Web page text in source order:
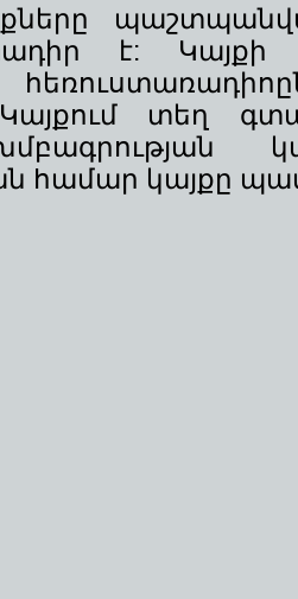
է: Կայքի
Կայքում տեղ
համար կայքը